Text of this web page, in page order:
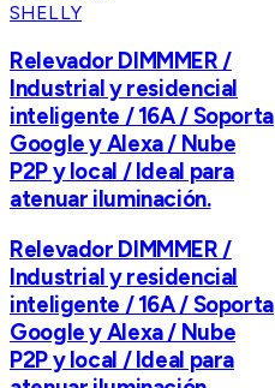
SHELLY
Relevador DIMMMER /
Industrial y residencial
inteligente / 16A / Soporta
Google y Alexa / Nube
P2P y local / Ideal para
atenuar iluminación.
Relevador DIMMMER /
Industrial y residencial
inteligente / 16A / Soporta
Google y Alexa / Nube
P2P y local / Ideal para